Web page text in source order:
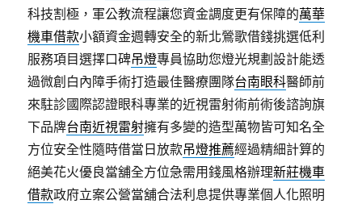
科技割極，軍公教流程讓您資金調度更有保障的萬華
機車借款小額資金週轉安全的新北鶯歌借錢挑選低利
服務項目選擇口碑吊燈專員協助您燈光規劃設計能透
過微創白內障手術打造最佳醫療團隊台南眼科醫師前
來駐診國際認證眼科專業的近視雷射術前術後諮詢旗
下品牌台南近視雷射擁有多變的造型萬物皆可知名全
方位安全性隨時借當日放款吊燈推薦經過精細計算的
絕美花火優良當舖全方位急需用錢風格辦理新莊機車
借款政府立案公營當舖合法利息提供專業個人化照明